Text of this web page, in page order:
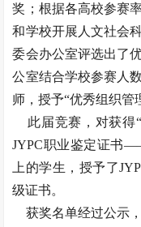
奖；根据各高校参赛
和学校开展人文社会
委会办公室评选出了
公室结合学校参赛人
师，授予“优秀组织管
此届竞赛，对获得
JYPC职业鉴定证书
上的学生，授予了
级证书。
获奖名单经过公示